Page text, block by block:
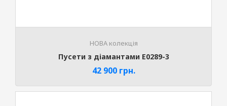
НОВА колекція
Пусети з діамантами E0289-3
42 900 грн.